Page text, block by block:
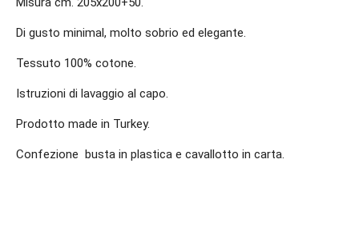
Di gusto minimal, molto sobrio ed elegante.
Tessuto 100% cotone.
Istruzioni di lavaggio al capo.
Prodotto made in Turkey.
Confezione busta in plastica e cavallotto in carta.